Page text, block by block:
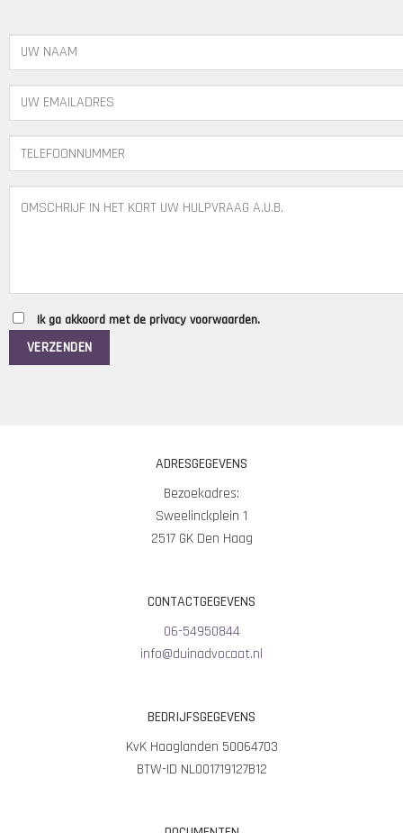
Ik ga akkoord met de privacy voorwaarden.
ADRESGEGEVENS
Bezoekadres:
Sweelinckplein 1
2517 GK Den Haag
CONTACTGEGEVENS
06-54950844
info@duinadvocaat.nl
BEDRIJFSGEGEVENS
KvK Haaglanden 50064703
BTW-ID NL001719127B12